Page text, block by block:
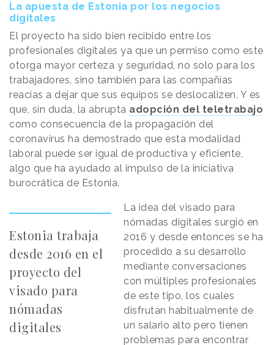
La apuesta de Estonia por los negocios
digitales
El proyecto ha sido bien recibido entre los
profesionales digitales ya que un permiso como este
otorga mayor certeza y seguridad, no solo para los
trabajadores, sino también para las compañías
reacias a dejar que sus equipos se deslocalizen. Y es
que, sin duda, la abrupta adopción del teletrabajo
como consecuencia de la propagación del
coronavirus ha demostrado que esta modalidad
laboral puede ser igual de productiva y eficiente,
algo que ha ayudado al impulso de la iniciativa
burocrática de Estonia.
Estonia trabaja
desde 2016 en el
proyecto del
visado para
nómadas
digitales
La idea del visado para
nómadas digitales surgió en
2016 y desde entonces se ha
procedido a su desarrollo
mediante conversaciones
con múltiples profesionales
de este tipo, los cuales
disfrutan habitualmente de
un salario alto pero tienen
problemas para encontrar